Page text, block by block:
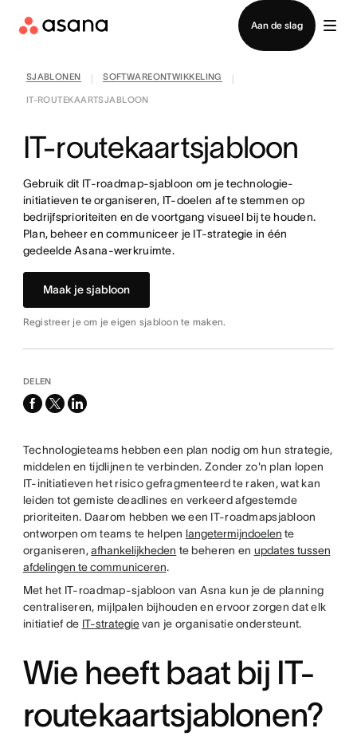
Aan de slag
Contact opnemen met verkoop
SJABLONEN SOFTWAREONTWIKKELING
IT-ROUTEKAARTSJABLOON
IT-routekaartsjabloon
Gebruik dit IT-roadmap-sjabloon om je technologie-
initiatieven te organiseren, IT-doelen af te stemmen op
bedrijfsprioriteiten en de voortgang visueel bij te houden.
Plan, beheer en communiceer je IT-strategie in één
gedeelde Asana-werkruimte.
Maak je sjabloon
Registreer je om je eigen sjabloon te maken.
DELEN
facebook
x-
linkedin
Technologieteams hebben een plan nodig om hun strategie,
middelen en tijdlijnen te verbinden. Zonder zo'n plan lopen
IT-initiatieven het risico gefragmenteerd te raken, wat kan
leiden tot gemiste deadlines en verkeerd afgestemde
prioriteiten. Daarom hebben we een IT-roadmapsjabloon
ontworpen om teams te helpen langetermijndoelen te
organiseren,afhankelijkheden te beheren en updates tussen
afdelingen te communiceren.
Met het IT-roadmap-sjabloon van Asna kun je de planning
centraliseren, mijlpalen bijhouden en ervoor zorgen dat elk
initiatief de IT-strategievan je organisatie ondersteunt.
Wie heeft baat bij IT-
routekaartsjablonen?